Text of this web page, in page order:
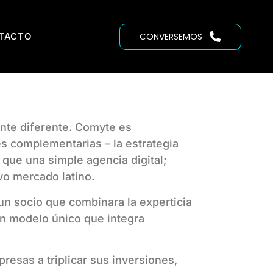
CONVERSEMOS
diferente. Comyte es
complementarias – la estrategia
una simple agencia digital;
mercado latino.
socio que combinara la experticia
modelo único que integra
a triplicar sus inversiones,